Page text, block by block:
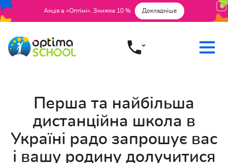
Акція в «Оптімі». Знижка 10 % Докладніше
Перша та найбільша
дистанційна школа в
Україні радо запрошує вас
і вашу родину долучитися